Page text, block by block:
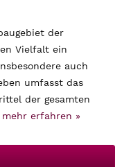
der
Vielfalt ein
auch
umfasst das
der gesamten
mehr erfahren »